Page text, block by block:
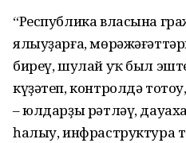
“Республика власына
ялыуҙарға,
биреү, шулай уҡ был
күҙәтеп, контролдә
– юлдарҙы рәтләү,
һалыу, инфраструктура